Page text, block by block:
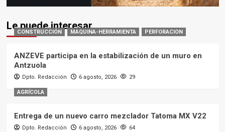
Le puede interesar
CONSTRUCCIÓN MAQUINA-HERRAMIENTA PERFORACION
ANZEVE participa en la estabilización de un muro en
Antzuola
Dpto. Redacción 6 agosto, 2026 29
AGRÍCOLA
Entrega de un nuevo carro mezclador Tatoma MX V22
Dpto. Redacción 6 agosto, 2026 64